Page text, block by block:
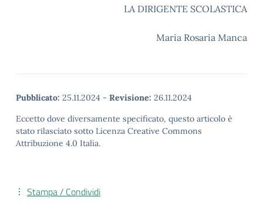
LA DIRIGENTE SCOLASTICA
Maria Rosaria Manca
Pubblicato: 25.11.2024 - Revisione: 26.11.2024
Eccetto dove diversamente specificato, questo articolo è
stato rilasciato sotto Licenza Creative Commons
Attribuzione 4.0 Italia.
Stampa / Condividi